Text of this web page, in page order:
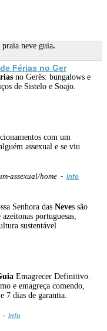
neve guia.
Férias no Ger
no Gerês: bungalows e
de Sistelo e Soajo.
com um
assexual e se viu
assexual/home - Info
Senhora das Neves são
portuguesas,
sustentável
Emagrecer Definitivo.
e emagreça comendo,
7 dias de garantia.
- Info